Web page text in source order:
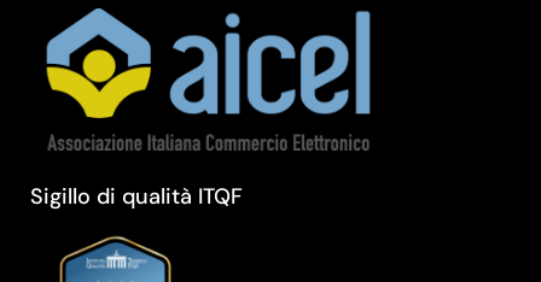
Sigillo di qualità ITQF